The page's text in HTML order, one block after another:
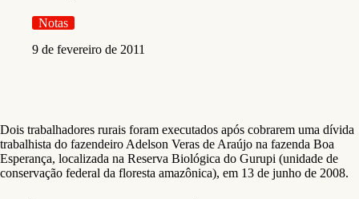
Notas
9 de fevereiro de 2011
Dois trabalhadores rurais foram executados após cobrarem uma dívida
trabalhista do fazendeiro Adelson Veras de Araújo na fazenda Boa
Esperança, localizada na Reserva Biológica do Gurupi (unidade de
conservação federal da floresta amazônica), em 13 de junho de 2008.